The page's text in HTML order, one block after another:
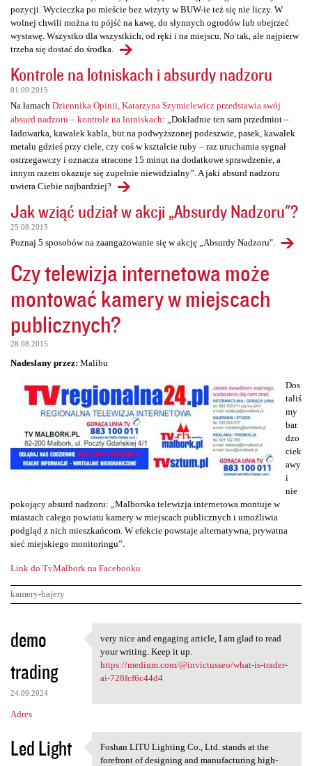
pozycji. Wycieczka po mieście bez wizyty w BUW-ie też się nie liczy. W
wolnej chwili można tu pójść na kawę, do słynnych ogrodów lub obejrzeć
wystawę. Wszystko dla wszystkich, od ręki i na miejscu. No tak, ale najpierw
trzeba się dostać do środka.
Kontrole na lotniskach i absurdy nadzoru
01.09.2015
Na łamach Dziennika Opinii, Katarzyna Szymielewicz przedstawia swój
absurd nadzoru – kontrole na lotniskach: „Dokładnie ten sam przedmiot –
ładowarka, kawałek kabla, but na podwyższonej podeszwie, pasek, kawałek
metalu gdzieś przy ciele, czy coś w kształcie tuby – raz uruchamia sygnał
ostrzegawczy i oznacza stracone 15 minut na dodatkowe sprawdzenie, a
innym razem okazuje się zupełnie niewidzialny”. A jaki absurd nadzoru
uwiera Ciebie najbardziej?
Jak wziąć udział w akcji „Absurdy Nadzoru"?
25.08.2015
Poznaj 5 sposobów na zaangażowanie się w akcję „Absurdy Nadzoru".
Czy telewizja internetowa może
montować kamery w miejscach
publicznych?
28.08.2015
Nadesłany przez: Malibu
Dos
taliś
my
bar
dzo
ciek
awy
i
nie
pokojący absurd nadzoru: „Malborska telewizja internetowa montuje w
miastach całego powiatu kamery w miejscach publicznych i umożliwia
podgląd z nich mieszkańcom. W efekcie powstaje alternatywna, prywatna
sieć miejskiego monitoringu”.
Link do TvMalbork na Facebooku
kamery-bajery
K
o
m
e
n
a
demo
trading
24.09.2024
Adres
very nice and engaging
very nice and engaging article, I am glad to read
your writing. Keep it up.
https://medium.com/@invictusseo/what-is-trader-
ai-728fcf6c44d4
Led Light
Foshan LITU Lighting Co., Ltd
Foshan LITU Lighting Co., Ltd. stands at the
forefront of designing and manufacturing high-